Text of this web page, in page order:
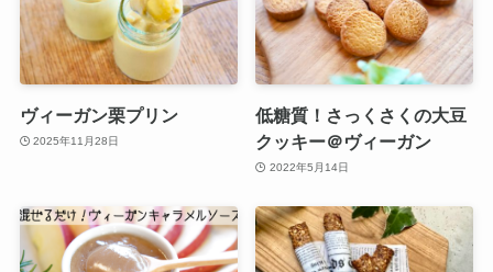
ヴィーガン栗プリン
2025年11月28日
低糖質！さっくさくの大豆
クッキー＠ヴィーガン
2022年5月14日